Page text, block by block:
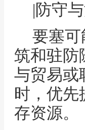
|防守
要塞
筑和驻防
与贸易或
时，优先
存资源。